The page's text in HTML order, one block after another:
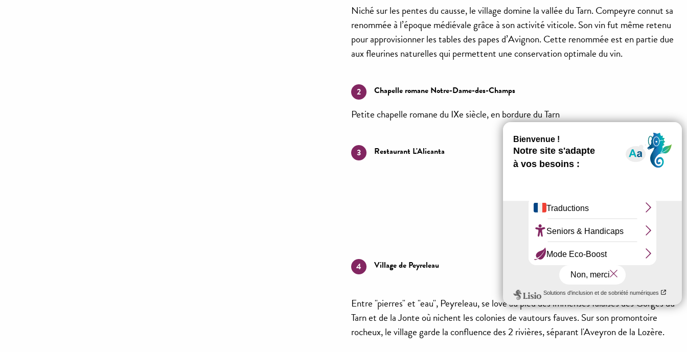
Niché sur les pentes du causse, le village domine la vallée du Tarn. Compeyre connut sa
renommée à l’époque médiévale grâce à son activité viticole. Son vin fut même retenu
pour approvisionner les tables des papes d’Avignon. Cette renommée est en partie due
aux fleurines naturelles qui permettent une conservation optimale du vin.
2 Chapelle romane Notre-Dame-des-Champs
Petite chapelle romane du IXe siècle, en bordure du Tarn
3 Restaurant L'Alicanta
37
L'Alicanta
Le Rozier
4 Village de Peyreleau
Entre "pierres" et "eau", Peyreleau, se love au pied des immenses falaises des Gorges du
Tarn et de la Jonte où nichent les colonies de vautours fauves. Sur son promontoire
rocheux, le village garde la confluence des 2 rivières, séparant l'Aveyron de la Lozère.